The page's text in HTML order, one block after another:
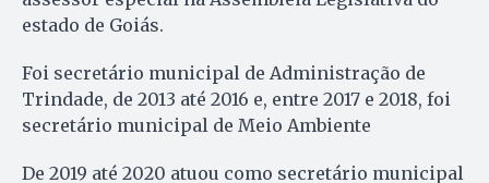
estado de Goiás.
Foi secretário municipal de Administração de
Trindade, de 2013 até 2016 e, entre 2017 e 2018, foi
secretário municipal de Meio Ambiente
De 2019 até 2020 atuou como secretário municipal